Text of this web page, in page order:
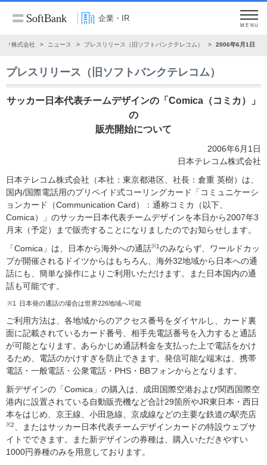
企業・IR
MENU
ク株式会社 ニュース プレスリリース（旧ソフトバンクテレコム） 2006年6月1日
プレスリリース（旧ソフトバンクテレコム）
サッカー日本代表チームデザインの「Comica（コミカ）」
の
販売開始について
2006年6月1日
日本テレコム株式会社
日本テレコム株式会社（本社：東京都港区、社長：倉重 英樹）は、
国内/国際電話用のプリペイド式コーリングカード「コミュニケーシ
ョンカード（Communication Card）：通称コミカ（以下、
Comica）」のサッカー日本代表チームデザインを本日から2007年3
月末（予定）まで販売することになりましたのでお知らせします。
「Comica」は、日本から海外への通話※1のみならず、ワールドカッ
プが開催されるドイツからはもちろん、海外32地域から日本への通
話にも、簡単な操作によりご利用いただけます。また日本国内の通
話も可能です。
※1 日本発の通話の場合は世界226地域へ可能
ご利用方法は、各地域からのアクセス番号をダイヤルし、カード裏
面に記載されているカード番号、相手先電話番号を入力すると通話
が可能となります。あらかじめ通話料金を支払った上で電話をかけ
るため、電話のかけすぎを防止できます。発信可能な端末は、携帯
電話・一般電話・公衆電話・PHS・BBフォンからとなります。
新デザインの「Comica」の購入は、成田国際空港および関西国際空
港内に設置されている自動販売機など合計29箇所やJR東日本・西日
本をはじめ、京王線、小田急線、京成線などの主要な鉄道の駅売店
※2
、またはサッカー日本代表チームデザインカードの特設ウェブサ
イトでできます。また新デザインの券種は、購入いただきやすい
1000円券種のみを用意しております。